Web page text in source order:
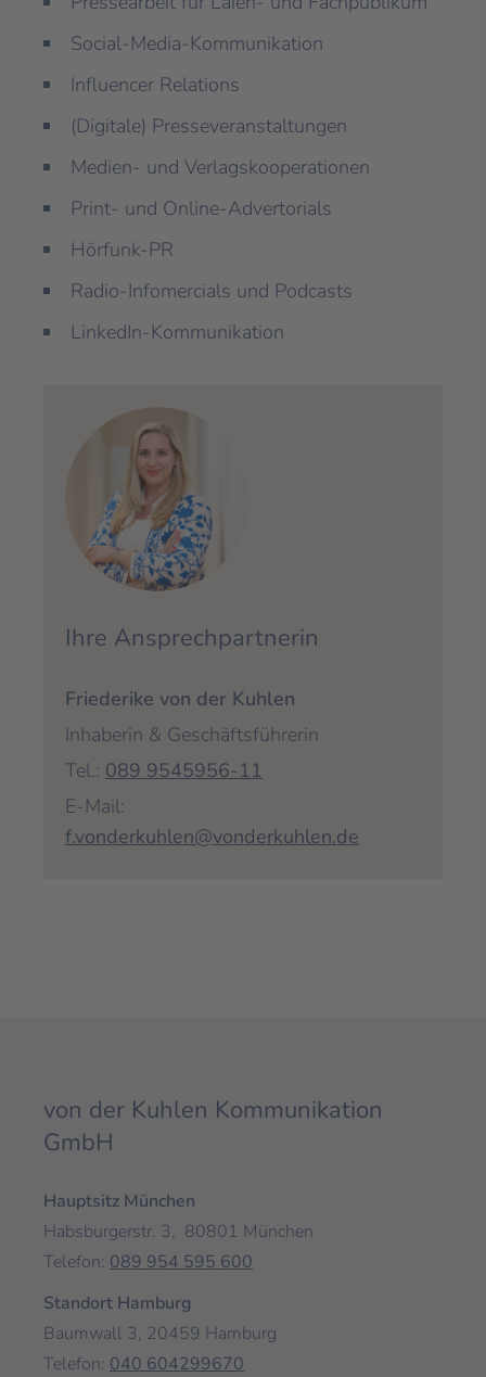
Social-Media-Kommunikation
Influencer Relations
(Digitale) Presseveranstaltungen
Medien- und Verlagskooperationen
Print- und Online-Advertorials
Hörfunk-PR
Radio-Infomercials und Podcasts
LinkedIn-Kommunikation
Ihre Ansprechpartnerin
Friederike von der Kuhlen
Inhaberin & Geschäftsführerin
Tel.: 089 9545956-11
E-Mail:
f.vonderkuhlen@vonderkuhlen.de
von der Kuhlen Kommunikation
GmbH
Hauptsitz München
Habsburgerstr. 3, 80801 München
Telefon: 089 954 595 600
Standort Hamburg
Baumwall 3, 20459 Hamburg
Telefon: 040 604299670